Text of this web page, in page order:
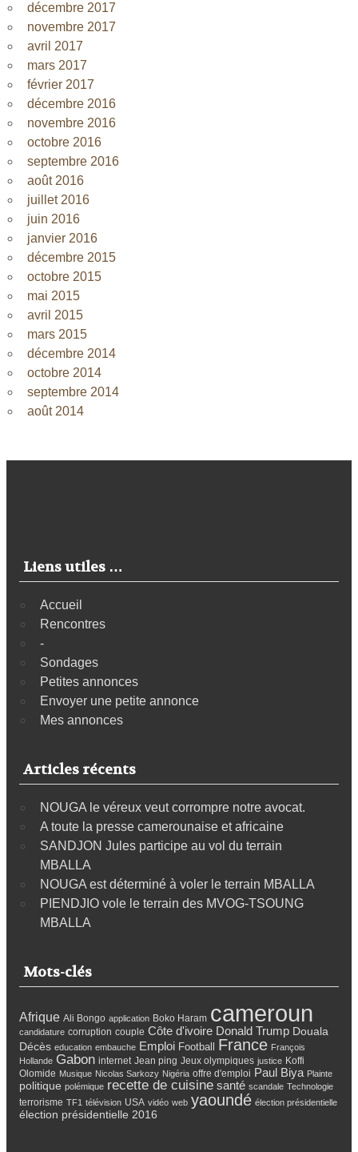
décembre 2017
novembre 2017
avril 2017
mars 2017
février 2017
décembre 2016
novembre 2016
octobre 2016
septembre 2016
août 2016
juillet 2016
juin 2016
janvier 2016
décembre 2015
octobre 2015
mai 2015
avril 2015
mars 2015
décembre 2014
octobre 2014
septembre 2014
août 2014
Liens utiles …
Accueil
Rencontres
-
Sondages
Petites annonces
Envoyer une petite annonce
Mes annonces
Articles récents
NOUGA le véreux veut corrompre notre avocat.
A toute la presse camerounaise et africaine
SANDJON Jules participe au vol du terrain
MBALLA
NOUGA est déterminé à voler le terrain MBALLA
PIENDJIO vole le terrain des MVOG-TSOUNG
MBALLA
Mots-clés
Afrique Ali Bongo application Boko Haram cameroun
candidature corruption couple Côte d'ivoire Donald Trump Douala
Décès education embauche Emploi Football France François
Hollande Gabon internet Jean ping Jeux olympiques justice Koffi
Olomide Musique Nicolas Sarkozy Nigéria offre d'emploi Paul Biya Plainte
politique polémique recette de cuisine santé scandale Technologie
terrorisme TF1 télévision USA vidéo web yaoundé élection présidentielle
élection présidentielle 2016